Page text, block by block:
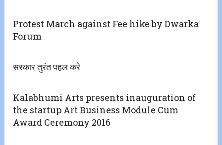
Protest March against Fee hike by Dwarka
Forum
सरकार तुरंत पहल करे
Kalabhumi Arts presents inauguration of
the startup Art Business Module Cum
Award Ceremony 2016